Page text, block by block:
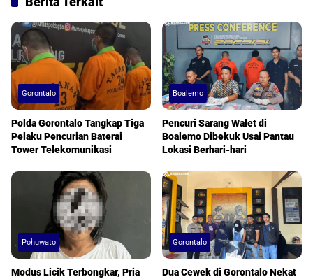
Gorontalo
Polda Gorontalo Tangkap Tiga
Pelaku Pencurian Baterai
Tower Telekomunikasi
Boalemo
Pencuri Sarang Walet di
Boalemo Dibekuk Usai Pantau
Lokasi Berhari-hari
Pohuwato
Modus Licik Terbongkar, Pria
Gorontalo
Dua Cewek di Gorontalo Nekat